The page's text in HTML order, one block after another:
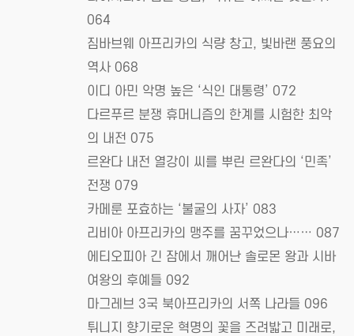
064
짐바브웨 아프리카의 식량 창고, 빛바랜 풍요의
역사 068
이디 아민 악명 높은 ‘식인 대통령’ 072
다르푸르 분쟁 휴머니즘의 한계를 시험한 최악
의 내전 075
르완다 내전 열강이 씨를 뿌린 르완다의 ‘민족’
전쟁 079
카메룬 포효하는 ‘불굴의 사자’ 083
리비아 아프리카의 맹주를 꿈꾸었으나…… 087
에티오피아 긴 잠에서 깨어난 솔로몬 왕과 시바
여왕의 후예들 092
마그레브 3국 북아프리카의 서쪽 나라들 096
튀니지 향기로운 혁명의 꽃을 즈려밟고 미래로,